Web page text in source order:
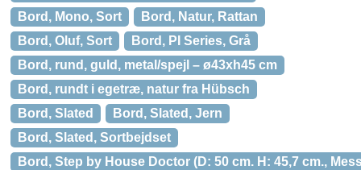
Bord, Mono, Sort
Bord, Natur, Rattan
Bord, Oluf, Sort
Bord, PI Series, Grå
Bord, rund, guld, metal/spejl – ø43xh45 cm
Bord, rundt i egetræ, natur fra Hübsch
Bord, Slated
Bord, Slated, Jern
Bord, Slated, Sortbejdset
Bord, Step by House Doctor (D: 50 cm. H: 45,7 cm.,